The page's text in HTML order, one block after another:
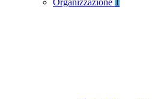
Organizzazione 1